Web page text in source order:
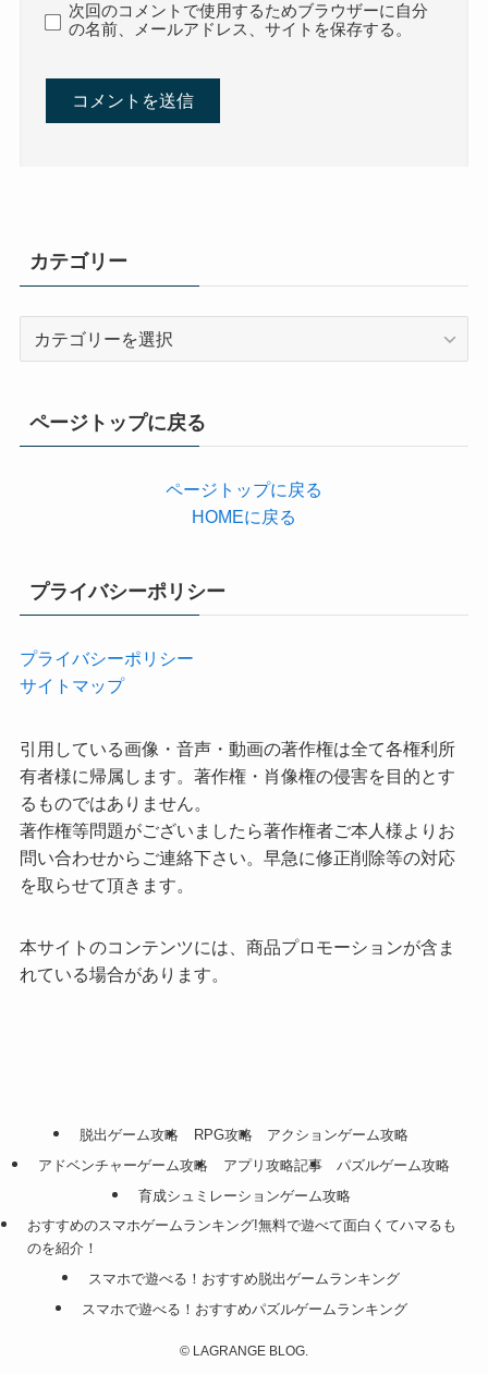
次回のコメントで使用するためブラウザーに自分
の名前、メールアドレス、サイトを保存する。
カテゴリー
ページトップに戻る
ページトップに戻る
HOMEに戻る
プライバシーポリシー
プライバシーポリシー
サイトマップ
引用している画像・音声・動画の著作権は全て各権利所
有者様に帰属します。著作権・肖像権の侵害を目的とす
るものではありません。
著作権等問題がございましたら著作権者ご本人様よりお
問い合わせからご連絡下さい。早急に修正削除等の対応
を取らせて頂きます。
本サイトのコンテンツには、商品プロモーションが含ま
れている場合があります。
脱出ゲーム攻略 RPG攻略
アクションゲーム攻略
アドベンチャーゲーム攻略
アプリ攻略記事
パズルゲーム攻略
育成シュミレーションゲーム攻略
おすすめのスマホゲームランキング!無料で遊べて面白くてハマるも
のを紹介！
スマホで遊べる！おすすめ脱出ゲームランキング
スマホで遊べる！おすすめパズルゲームランキング
© LAGRANGE BLOG.